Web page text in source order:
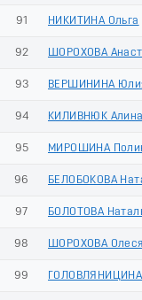
91 НИКИТИНА Ольга
92 ШОРОХОВА
93 ВЕРШИНИНА
94 КИЛИВНЮК Алина
95 МИРОШИНА
96 БЕЛОБОКОВА
97 БОЛОТОВА
98 ШОРОХОВА Олеся
99 ГОЛОВЛЯНИЦИНА